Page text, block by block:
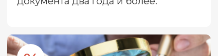
КОНТАКТЫ ДЛЯ СВЯЗИ С
НАМИ